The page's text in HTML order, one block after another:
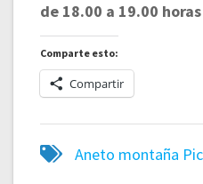
de 18.00 a 19.00
Comparte esto:
Compartir
Aneto montaña